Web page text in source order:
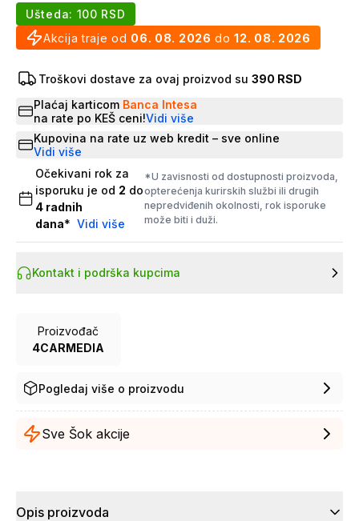
Akcija traje od 06. 08. 2026 do 12. 08. 2026
Ušteda: 100 RSD
Troškovi dostave za ovaj proizvod su 390 RSD
Plaćaj karticom Banca Intesa
na rate po KEŠ ceni!Vidi više
Kupovina na rate uz web kredit – sve online
Vidi više
Očekivani rok za
isporuku je od 2 do
4 radnih
dana* Vidi više
*U zavisnosti od dostupnosti proizvoda,
opterećenja kurirskih službi ili drugih
nepredviđenih okolnosti, rok isporuke
može biti i duži.
Kontakt i podrška kupcima
Proizvođač
4CARMEDIA
Pogledaj više o proizvodu
Sve Šok akcije
Opis proizvoda